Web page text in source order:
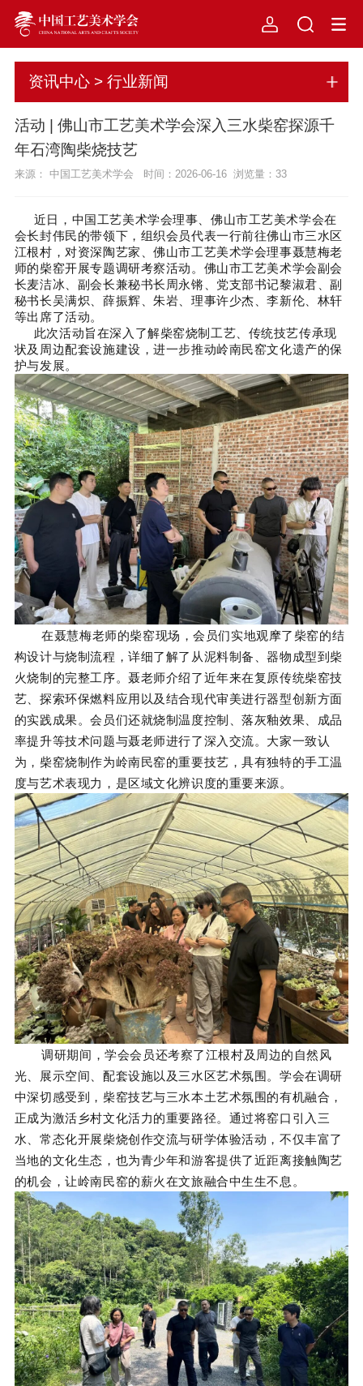
资讯中心 > 行业新闻
活动 | 佛山市工艺美术学会深入三水柴窑探源千
年石湾陶柴烧技艺
来源： 中国工艺美术学会 时间：2026-06-16 浏览量： 33
近日，中国工艺美术学会理事、佛山市工艺美术学会在
会长封伟民的带领下，组织会员代表一行前往佛山市三水区
江根村，对资深陶艺家、佛山市工艺美术学会理事聂慧梅老
师的柴窑开展专题调研考察活动。佛山市工艺美术学会副会
长麦洁冰、副会长兼秘书长周永锵、党支部书记黎淑君、副
秘书长吴满炽、薛振辉、朱岩、理事许少杰、李新伦、林轩
等出席了活动。
此次活动旨在深入了解柴窑烧制工艺、传统技艺传承现
状及周边配套设施建设，进一步推动岭南民窑文化遗产的保
护与发展。
在聂慧梅老师的柴窑现场，会员们实地观摩了柴窑的结
构设计与烧制流程，详细了解了从泥料制备、器物成型到柴
火烧制的完整工序。聂老师介绍了近年来在复原传统柴窑技
艺、探索环保燃料应用以及结合现代审美进行器型创新方面
的实践成果。会员们还就烧制温度控制、落灰釉效果、成品
率提升等技术问题与聂老师进行了深入交流。 大家一致认
为，柴窑烧制作为岭南民窑的重要技艺，具有独特的手工温
度与艺术表现力，是区域文化辨识度的重要来源。
调研期间，学会会员还考察了江根村及周边的自然风
光、展示空间、配套设施以及三水区艺术氛围。学会在调研
中深切感受到，柴窑技艺与三水本土艺术氛围的有机融合，
正成为激活乡村文化活力的重要路径。通过将窑口引入三
水、常态化开展柴烧创作交流与研学体验活动，不仅丰富了
当地的文化生态，也为青少年和游客提供了近距离接触陶艺
的机会，让岭南民窑的薪火在文旅融合中生生不息。